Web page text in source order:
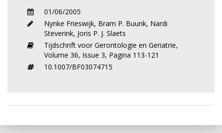
01/06/2005
Nynke Frieswijk, Bram P. Buunk, Nardi
Steverink, Joris P. J. Slaets
Tijdschrift voor Gerontologie en Geriatrie,
Volume 36, Issue 3, Pagina 113-121
10.1007/BF03074715